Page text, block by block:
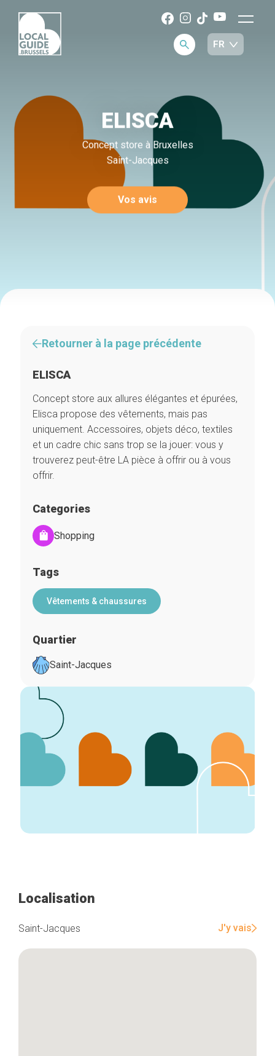
ELISCA
Concept store à Bruxelles
Saint-Jacques
Vos avis
Retourner à la page précédente
ELISCA
Concept store aux allures élégantes et épurées,
Elisca propose des vêtements, mais pas
uniquement. Accessoires, objets déco, textiles
et un cadre chic sans trop se la jouer: vous y
trouverez peut-être LA pièce à offrir ou à vous
offrir.
Categories
Shopping
Tags
Vêtements & chaussures
Quartier
Saint-Jacques
Localisation
Saint-Jacques J'y vais